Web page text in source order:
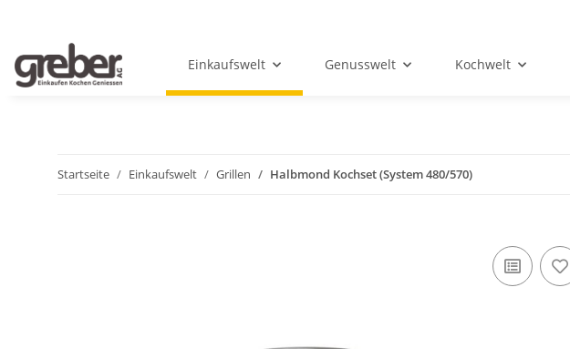
Einkaufswelt Genusswelt Kochwelt
Startseite Einkaufswelt Grillen Halbmond Kochset (System 480/570)